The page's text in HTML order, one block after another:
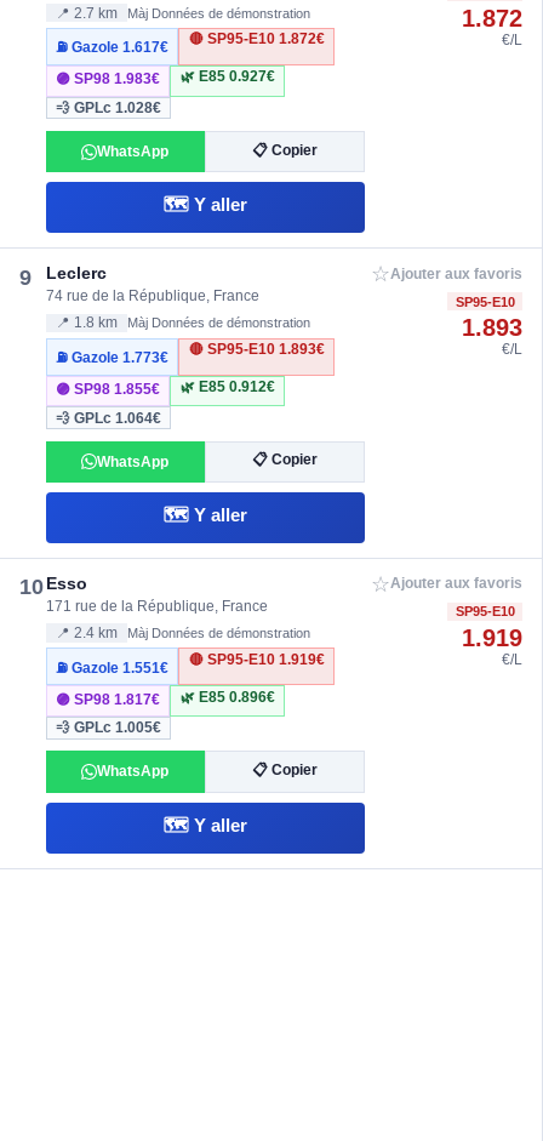
📍 2.7 km Màj Données de démonstration
⛽ Gazole1.617€
🔴 SP95-E10 1.872€
🟣 SP981.983€ 🌿 E85 0.927€
💨 GPLc1.028€
WhatsApp 📋 Copier
🗺️ Y aller
1.872
€/L
9 Leclerc
74 rue de la République, France
📍 1.8 km Màj Données de démonstration
⛽ Gazole1.773€
🔴 SP95-E10 1.893€
🟣 SP981.855€ 🌿 E85 0.912€
💨 GPLc1.064€
WhatsApp 📋 Copier
🗺️ Y aller
☆Ajouter aux favoris
SP95-E10
1.893
€/L
10Esso
171 rue de la République, France
📍 2.4 km Màj Données de démonstration
⛽ Gazole1.551€
🔴 SP95-E10 1.919€
🟣 SP981.817€ 🌿 E85 0.896€
💨 GPLc1.005€
WhatsApp 📋 Copier
🗺️ Y aller
☆Ajouter aux favoris
SP95-E10
1.919
€/L